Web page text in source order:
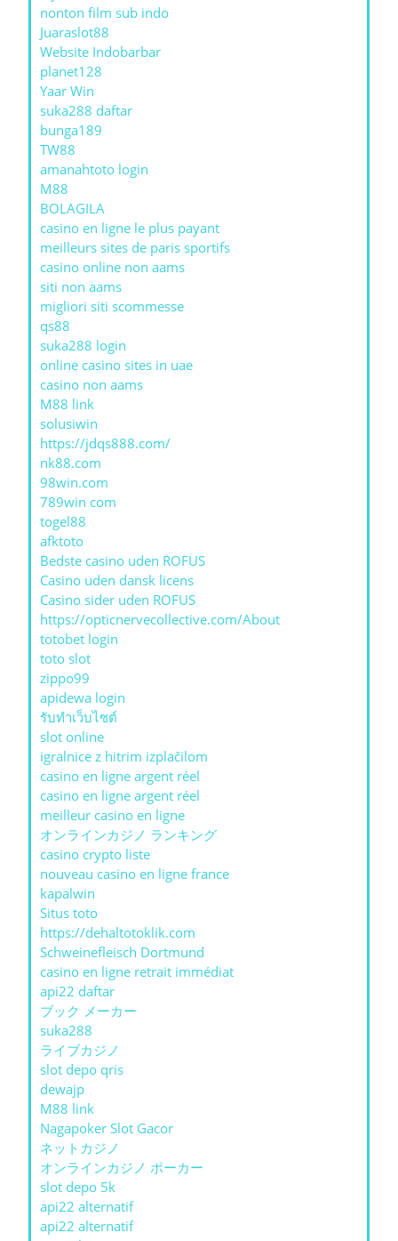
nonton film sub indo
Juaraslot88
Website Indobarbar
planet128
Yaar Win
suka288 daftar
bunga189
TW88
amanahtoto login
M88
BOLAGILA
casino en ligne le plus payant
meilleurs sites de paris sportifs
casino online non aams
siti non aams
migliori siti scommesse
qs88
suka288 login
online casino sites in uae
casino non aams
M88 link
solusiwin
https://jdqs888.com/
nk88.com
98win.com
789win com
togel88
afktoto
Bedste casino uden ROFUS
Casino uden dansk licens
Casino sider uden ROFUS
https://opticnervecollective.com/About
totobet login
toto slot
zippo99
apidewa login
รับทําเว็บไซต์
slot online
igralnice z hitrim izplačilom
casino en ligne argent réel
casino en ligne argent réel
meilleur casino en ligne
オンラインカジノ ランキング
casino crypto liste
nouveau casino en ligne france
kapalwin
Situs toto
https://dehaltotoklik.com
Schweinefleisch Dortmund
casino en ligne retrait immédiat
api22 daftar
ブック メーカー
suka288
ライブカジノ
slot depo qris
dewajp
M88 link
Nagapoker Slot Gacor
ネットカジノ
オンラインカジノ ポーカー
slot depo 5k
api22 alternatif
api22 alternatif